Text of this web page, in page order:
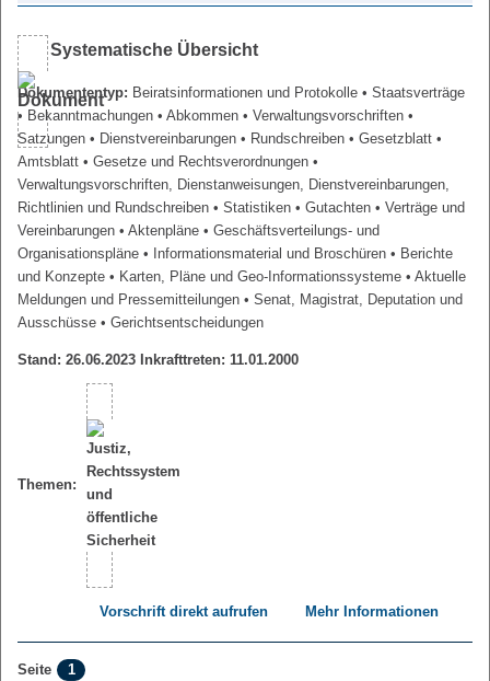
Systematische Übersicht
Dokumententyp: Beiratsinformationen und Protokolle • Staatsverträge
• Bekanntmachungen • Abkommen • Verwaltungsvorschriften •
Satzungen • Dienstvereinbarungen • Rundschreiben • Gesetzblatt •
Amtsblatt • Gesetze und Rechtsverordnungen •
Verwaltungsvorschriften, Dienstanweisungen, Dienstvereinbarungen,
Richtlinien und Rundschreiben • Statistiken • Gutachten • Verträge und
Vereinbarungen • Aktenpläne • Geschäftsverteilungs- und
Organisationspläne • Informationsmaterial und Broschüren • Berichte
und Konzepte • Karten, Pläne und Geo-Informationssysteme • Aktuelle
Meldungen und Pressemitteilungen • Senat, Magistrat, Deputation und
Ausschüsse • Gerichtsentscheidungen
Stand: 26.06.2023 Inkrafttreten: 11.01.2000
Themen:
Vorschrift direkt aufrufen Mehr Informationen
Seite
1